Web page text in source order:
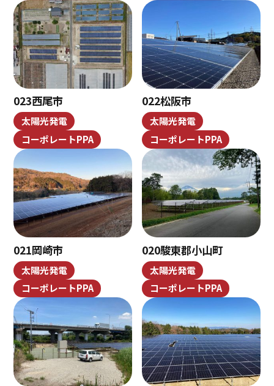
023西尾市
太陽光発電
コーポレートPPA
022松阪市
太陽光発電
コーポレートPPA
021岡崎市
太陽光発電
コーポレートPPA
020駿東郡小山町
太陽光発電
コーポレートPPA